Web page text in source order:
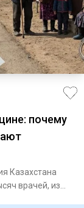
почему
Казахстана
врачей, из